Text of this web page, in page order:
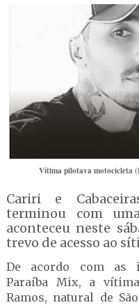
Vítima pilotava motocicleta
Cariri e
terminou com
aconteceu neste
trevo de acesso ao
De acordo com as
Paraíba Mix, a
Ramos, natural de